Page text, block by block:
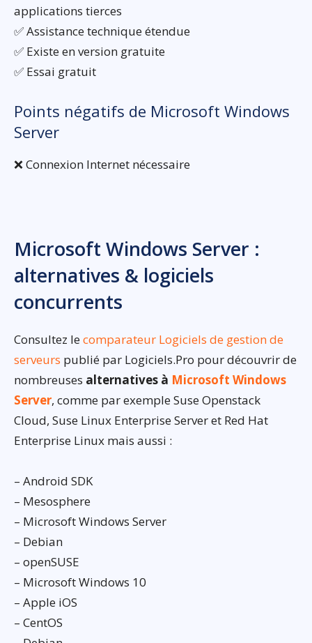
applications tierces
✅ Assistance technique étendue
✅ Existe en version gratuite
✅ Essai gratuit
Points négatifs de Microsoft Windows
Server
❌ Connexion Internet nécessaire
Microsoft Windows Server :
alternatives & logiciels
concurrents
Consultez lecomparateur Logiciels de gestion de
serveurs publié par Logiciels.Pro pour découvrir de
nombreuses alternatives à Microsoft Windows
Server, comme par exemple Suse Openstack
Cloud, Suse Linux Enterprise Server et Red Hat
Enterprise Linux mais aussi :
– Android SDK
– Mesosphere
– Microsoft Windows Server
– Debian
– openSUSE
– Microsoft Windows 10
– Apple iOS
– CentOS